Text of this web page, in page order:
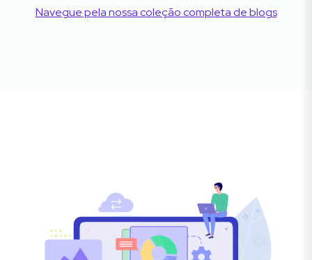
Navegue pela nossa coleção completa de blogs